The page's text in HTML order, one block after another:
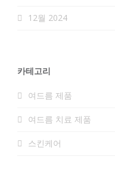
12월 2024
카테고리
여드름 제품
여드름 치료 제품
스킨케어